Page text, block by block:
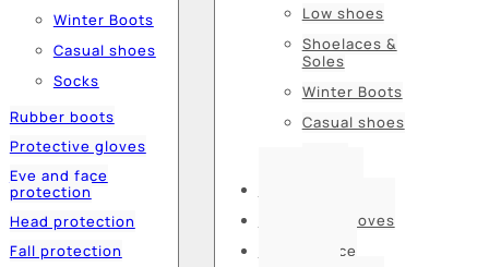
Winter Boots
Casual shoes
Socks
Rubber boots
Protective gloves
Eye and face
protection
Head protection
Fall protection
Low shoes
Shoelaces &
Soles
Winter Boots
Casual shoes
Protective gloves
Eye and face